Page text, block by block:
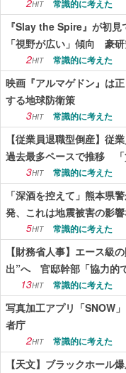
2HIT 常識的に考えた
『Slay the Spire』が初見
「視野が広い」傾向 豪
2HIT 常識的に考えた
映画『アルマゲドン』は
する地球防衛策
3HIT 常識的に考えた
【従業員退職型倒産】従
過去最多ペースで推移 「
3HIT 常識的に考えた
「深酒を控えて」熊本県
発、これは地震被害の影
5HIT 常識的に考えた
【財務省人事】エース級
出”へ 官邸幹部「協力的
13HIT 常識的に考えた
写真加工アプリ「SNOW
者庁
2HIT 常識的に考えた
【天文】ブラックホール